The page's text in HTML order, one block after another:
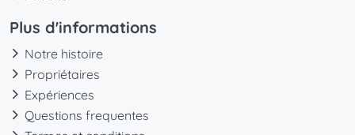
Plus d'informations
Notre histoire
Propriétaires
Expériences
Questions frequentes